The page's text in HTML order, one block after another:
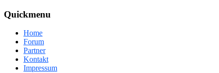
Quickmenu
Home
Forum
Partner
Kontakt
Impressum